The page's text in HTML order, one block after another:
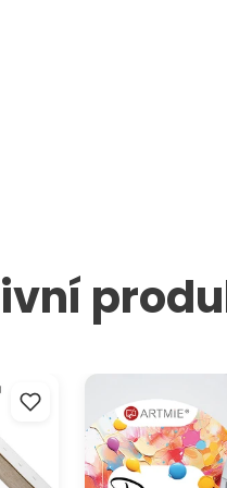
ARTMIE kulaté
na rámu